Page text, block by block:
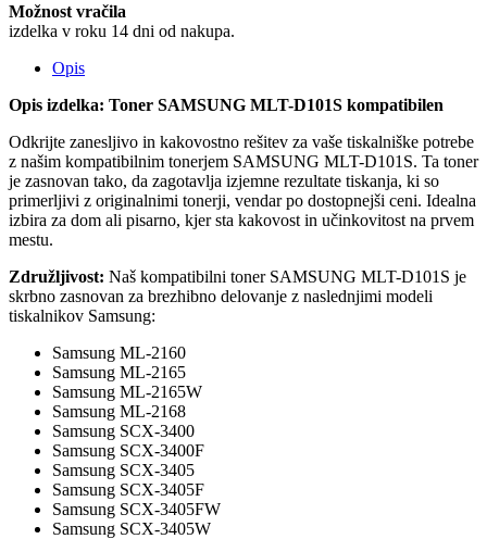
Možnost vračila
izdelka v roku 14 dni od nakupa.
Opis
Opis izdelka: Toner SAMSUNG MLT-D101S kompatibilen
Odkrijte zanesljivo in kakovostno rešitev za vaše tiskalniške potrebe
z našim kompatibilnim tonerjem SAMSUNG MLT-D101S. Ta toner
je zasnovan tako, da zagotavlja izjemne rezultate tiskanja, ki so
primerljivi z originalnimi tonerji, vendar po dostopnejši ceni. Idealna
izbira za dom ali pisarno, kjer sta kakovost in učinkovitost na prvem
mestu.
Združljivost: Naš kompatibilni toner SAMSUNG MLT-D101S je
skrbno zasnovan za brezhibno delovanje z naslednjimi modeli
tiskalnikov Samsung:
Samsung ML-2160
Samsung ML-2165
Samsung ML-2165W
Samsung ML-2168
Samsung SCX-3400
Samsung SCX-3400F
Samsung SCX-3405
Samsung SCX-3405F
Samsung SCX-3405FW
Samsung SCX-3405W